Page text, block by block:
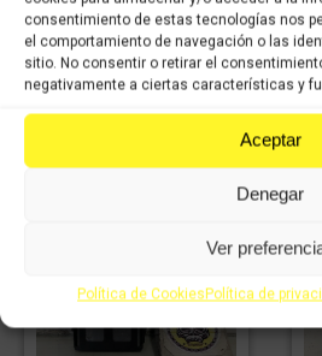
consentimiento de estas tecnologías nos
el comportamiento de navegación o las
sitio. No consentir o retirar el
negativamente a ciertas características y
Aceptar
Denegar
Ver
Política de CookiesPolítica de
Comprar